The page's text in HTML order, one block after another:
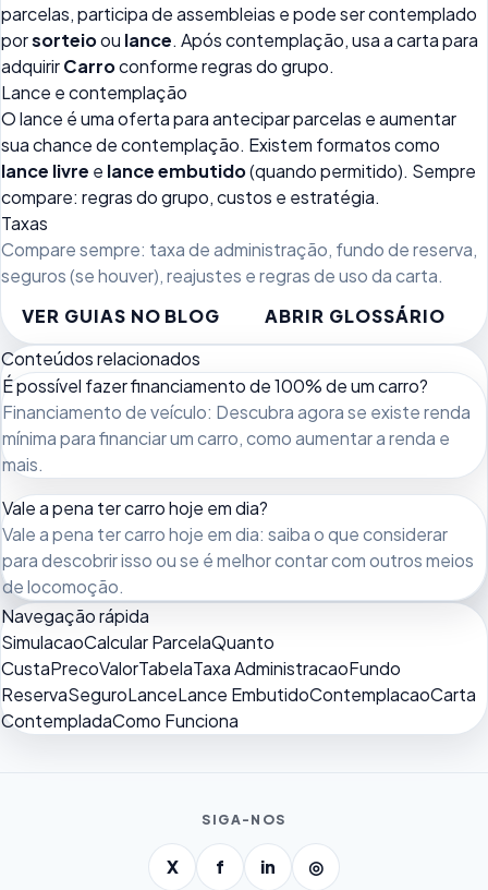
parcelas, participa de assembleias e pode ser contemplado
porsorteioou lance. Após contemplação, usa a carta para
adquirirCarroconforme regras do grupo.
Lance e contemplação
O lance é uma oferta para antecipar parcelas e aumentar
sua chance de contemplação. Existem formatos como
lance livre e lance embutido(quando permitido). Sempre
compare: regras do grupo, custos e estratégia.
Taxas
Compare sempre: taxa de administração, fundo de reserva,
seguros (se houver), reajustes e regras de uso da carta.
VER GUIAS NO BLOG
ABRIR GLOSSÁRIO
Conteúdos relacionados
É possível fazer financiamento de 100% de um carro?
Financiamento de veículo: Descubra agora se existe renda
mínima para financiar um carro, como aumentar a renda e
mais.
Vale a pena ter carro hoje em dia?
Vale a pena ter carro hoje em dia: saiba o que considerar
para descobrir isso ou se é melhor contar com outros meios
de locomoção.
Navegação rápida
SimulacaoCalcular ParcelaQuanto
CustaPrecoValorTabelaTaxa AdministracaoFundo
ReservaSeguroLanceLance EmbutidoContemplacaoCarta
ContempladaComo Funciona
SIGA-NOS
X f in ◎